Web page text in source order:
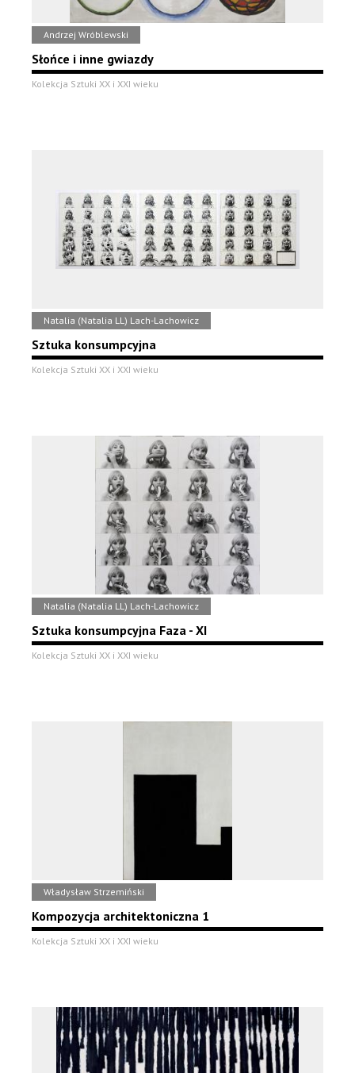
Andrzej Wróblewski
Słońce i inne gwiazdy
Kolekcja Sztuki XX i XXI wieku
Natalia (Natalia LL) Lach-Lachowicz
Sztuka konsumpcyjna
Kolekcja Sztuki XX i XXI wieku
Natalia (Natalia LL) Lach-Lachowicz
Sztuka konsumpcyjna Faza - XI
Kolekcja Sztuki XX i XXI wieku
Władysław Strzemiński
Kompozycja architektoniczna 1
Kolekcja Sztuki XX i XXI wieku